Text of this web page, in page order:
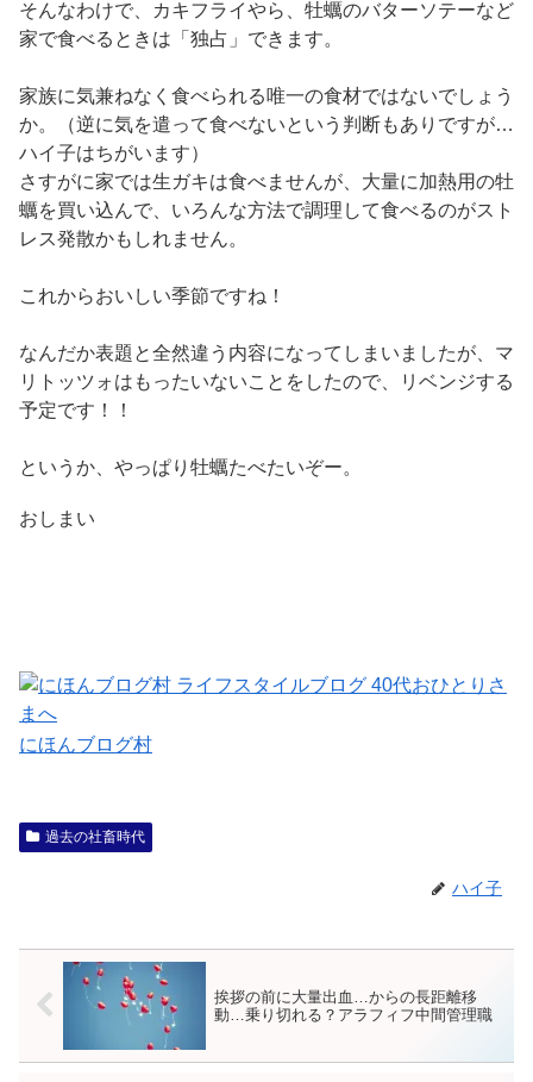
そんなわけで、カキフライやら、牡蠣のバターソテーなど
家で食べるときは「独占」できます。
家族に気兼ねなく食べられる唯一の食材ではないでしょう
か。（逆に気を遣って食べないという判断もありですが…
ハイ子はちがいます）
さすがに家では生ガキは食べませんが、大量に加熱用の牡
蠣を買い込んで、いろんな方法で調理して食べるのがスト
レス発散かもしれません。
これからおいしい季節ですね！
なんだか表題と全然違う内容になってしまいましたが、マ
リトッツォはもったいないことをしたので、リベンジする
予定です！！
というか、やっぱり牡蠣たべたいぞー。
おしまい
にほんブログ村
過去の社畜時代
ハイ子
挨拶の前に大量出血…からの長距離移
動…乗り切れる？アラフィフ中間管理職